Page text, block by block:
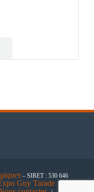
– SIRET : 530 646
Guy Tarade